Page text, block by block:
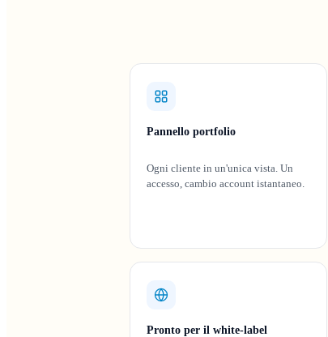
Pannello portfolio
Ogni cliente in un'unica vista. Un
accesso, cambio account istantaneo.
Pronto per il white-label